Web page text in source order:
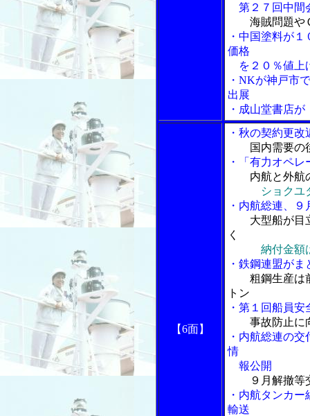
第２７回中間
海賊問題や
・中国塗料が
価格
を２０％値上
・NKが神戸市
出展
・成山堂書店
【6面】
・秋の契約更
国内需要の
・「有力オペ
内航と外航
ショク
・内航総連、
大型船が目
く
納付金額
・鉄鋼連盟が
粗鋼生産は
トン
・第１回船員
事故防止に
・内航総連の
情
報公開
９月解撤等
・内航タンカ
輸送